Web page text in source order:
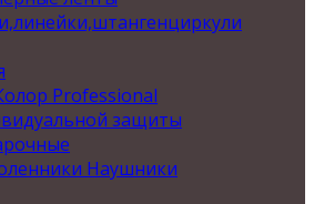
Professional
защиты
Наушники